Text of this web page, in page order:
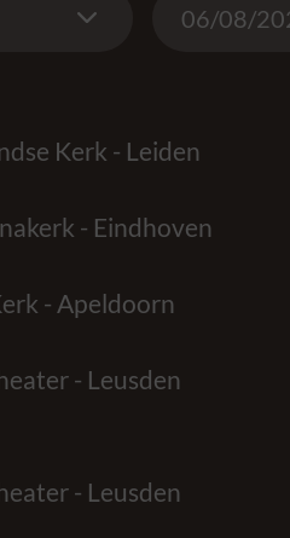
Kerk - Leiden
- Eindhoven
- Apeldoorn
- Leusden
- Leusden